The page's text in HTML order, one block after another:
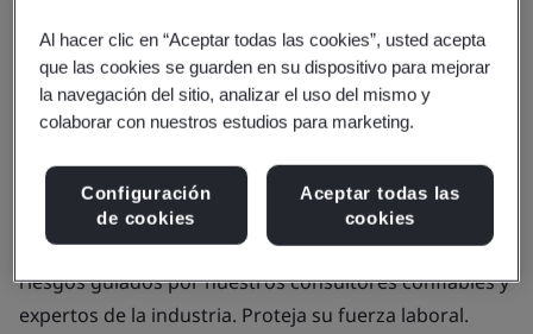
protegido y sostenible
Trabaje en asociación con nuestros consultores de
primer nivel para garantizar la resiliencia empresarial
en las operaciones, las cadenas de suministro y los
ecosistemas de información.
Maximice su impacto mientras evalúa y gestiona los
riesgos guiados por nuestros consultores confiables y
expertos de la industria. Proteja su fuerza laboral.
Al hacer clic en “Aceptar todas las cookies”, usted acepta
que las cookies se guarden en su dispositivo para mejorar
la navegación del sitio, analizar el uso del mismo y
colaborar con nuestros estudios para marketing.
Configuración
de cookies
Aceptar todas las
cookies